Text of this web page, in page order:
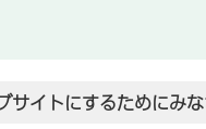
サイトにするためにみ